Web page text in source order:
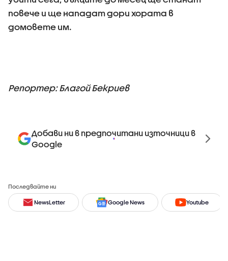
повече и ще нападат дори хората в
домовете им.
Репортер: Благой Бекриев
Добави ни в предпочитани източници в
Google
Последвайте ни
NewsLetter Google News Youtube